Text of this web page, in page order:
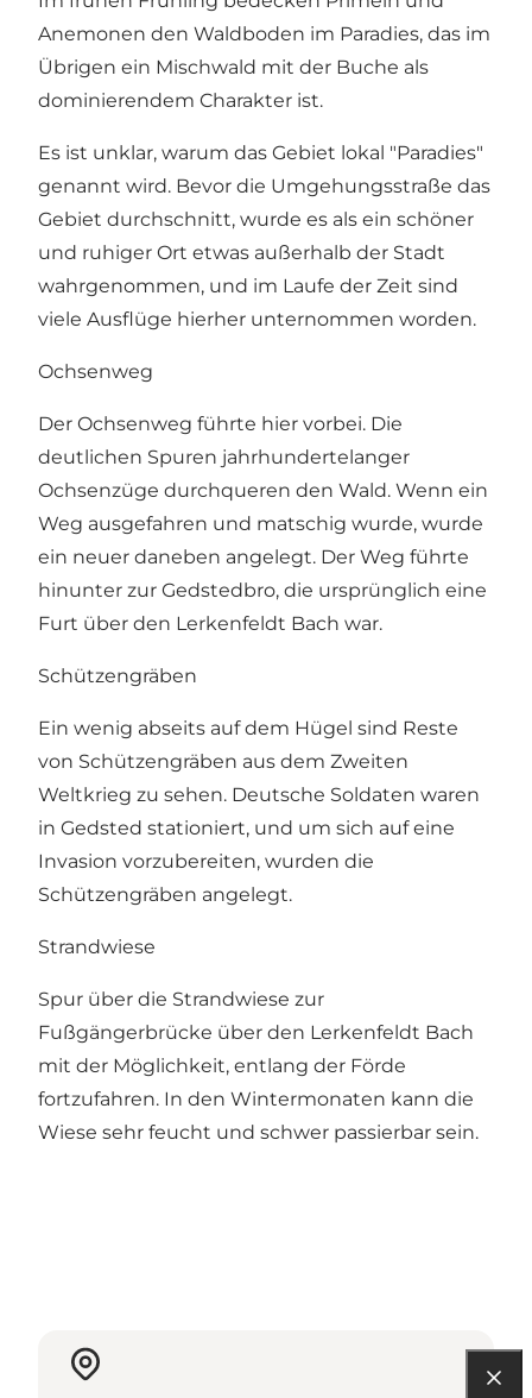
Anemonen den Waldboden im Paradies, das im
Übrigen ein Mischwald mit der Buche als
dominierendem Charakter ist.
Es ist unklar, warum das Gebiet lokal "Paradies"
genannt wird. Bevor die Umgehungsstraße das
Gebiet durchschnitt, wurde es als ein schöner
und ruhiger Ort etwas außerhalb der Stadt
wahrgenommen, und im Laufe der Zeit sind
viele Ausflüge hierher unternommen worden.
Ochsenweg
Der Ochsenweg führte hier vorbei. Die
deutlichen Spuren jahrhundertelanger
Ochsenzüge durchqueren den Wald. Wenn ein
Weg ausgefahren und matschig wurde, wurde
ein neuer daneben angelegt. Der Weg führte
hinunter zur Gedstedbro, die ursprünglich eine
Furt über den Lerkenfeldt Bach war.
Schützengräben
Ein wenig abseits auf dem Hügel sind Reste
von Schützengräben aus dem Zweiten
Weltkrieg zu sehen. Deutsche Soldaten waren
in Gedsted stationiert, und um sich auf eine
Invasion vorzubereiten, wurden die
Schützengräben angelegt.
Strandwiese
Spur über die Strandwiese zur
Fußgängerbrücke über den Lerkenfeldt Bach
mit der Möglichkeit, entlang der Förde
fortzufahren. In den Wintermonaten kann die
Wiese sehr feucht und schwer passierbar sein.